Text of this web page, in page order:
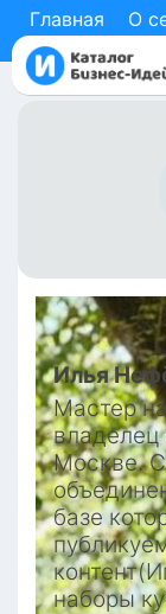
Главная О
Илья
Мастер
Москве.
базе
наборы